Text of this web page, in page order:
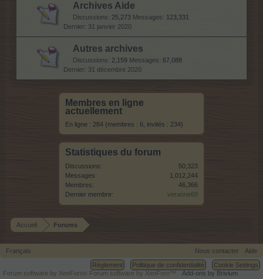
Archives Aide
Discussions: 25,273 Messages: 123,331
31 janvier 2020
Autres archives
Discussions: 2,159 Messages: 67,088
31 décembre 2020
Membres en ligne
actuellement
En ligne : 284 (membres : 6, invités : 234)
Statistiques du forum
Discussions:
50,323
Messages:
1,012,244
Membres:
46,366
Dernier membre:
veranne69
Accueil Forums
Français Nous contacter
Aide
Règlement
Politique de confidentialité
Cookie Settings
Forum software by XenForo ® Forum software by XenForo™ Add-ons by Brivium